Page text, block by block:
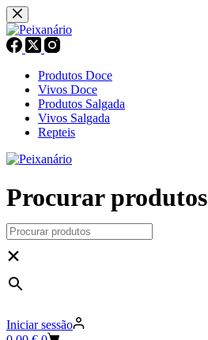
Pular
para
o
conteúdo
Produtos Doce
Vivos Doce
Produtos Salgada
Vivos Salgada
Repteis
Procurar produtos
×
Iniciar sessão